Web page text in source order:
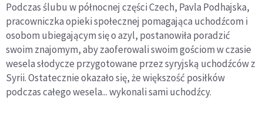
Podczas ślubu w północnej części Czech, Pavla Podhajska,
pracowniczka opieki społecznej pomagająca uchodźcom i
osobom ubiegającym się o azyl, postanowiła poradzić
swoim znajomym, aby zaoferowali swoim gościom w czasie
wesela słodycze przygotowane przez syryjską uchodźców z
Syrii. Ostatecznie okazało się, że większość posiłków
podczas całego wesela... wykonali sami uchodźcy.